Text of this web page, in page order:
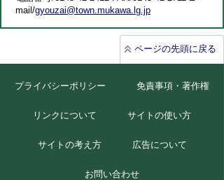
mail/gyouzai@town.mukawa.lg.jp
ページの先頭に戻る
プライバシーポリシー 免責事項・著作権
リンクについて サイトの使い方
サイトの考え方 広告について
お問い合わせ